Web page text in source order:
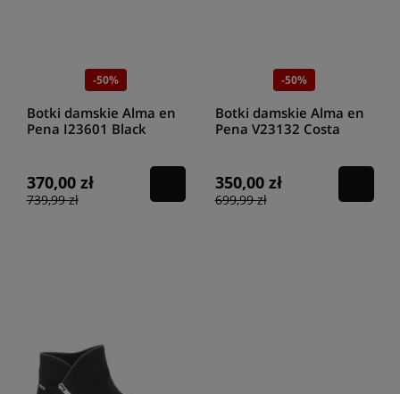
-50%
Botki damskie Alma en
Pena I23601 Black
370,00 zł
739,99 zł
-50%
Botki damskie Alma en
Pena V23132 Costa
350,00 zł
699,99 zł